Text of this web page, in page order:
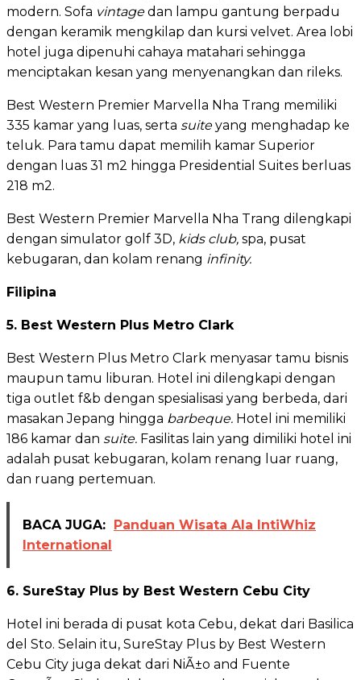
modern. Sofa vintagedan lampu gantung berpadu
dengan keramik mengkilap dan kursi velvet. Area lobi
hotel juga dipenuhi cahaya matahari sehingga
menciptakan kesan yang menyenangkan dan rileks.
Best Western Premier Marvella Nha Trang memiliki
335 kamar yang luas, serta suiteyang menghadap ke
teluk. Para tamu dapat memilih kamar Superior
dengan luas 31 m2 hingga Presidential Suites berluas
218 m2.
Best Western Premier Marvella Nha Trang dilengkapi
dengan simulator golf 3D, kids club, spa, pusat
kebugaran, dan kolam renang infinity.
Filipina
5. Best Western Plus Metro Clark
Best Western Plus Metro Clark menyasar tamu bisnis
maupun tamu liburan. Hotel ini dilengkapi dengan
tiga outlet f&b dengan spesialisasi yang berbeda, dari
masakan Jepang hingga barbeque. Hotel ini memiliki
186 kamar dan suite. Fasilitas lain yang dimiliki hotel ini
adalah pusat kebugaran, kolam renang luar ruang,
dan ruang pertemuan.
BACA JUGA: Panduan Wisata Ala IntiWhiz
International
6. SureStay Plus by Best Western Cebu City
Hotel ini berada di pusat kota Cebu, dekat dari Basilica
del Sto. Selain itu, SureStay Plus by Best Western
Cebu City juga dekat dari NiÃ±o and Fuente